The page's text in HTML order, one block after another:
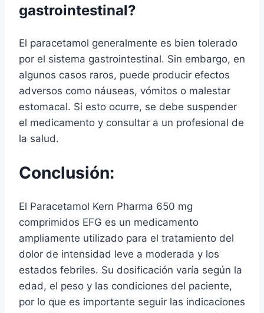
gastrointestinal?
El paracetamol generalmente es bien tolerado
por el sistema gastrointestinal. Sin embargo, en
algunos casos raros, puede producir efectos
adversos como náuseas, vómitos o malestar
estomacal. Si esto ocurre, se debe suspender
el medicamento y consultar a un profesional de
la salud.
Conclusión:
El Paracetamol Kern Pharma 650 mg
comprimidos EFG es un medicamento
ampliamente utilizado para el tratamiento del
dolor de intensidad leve a moderada y los
estados febriles. Su dosificación varía según la
edad, el peso y las condiciones del paciente,
por lo que es importante seguir las indicaciones